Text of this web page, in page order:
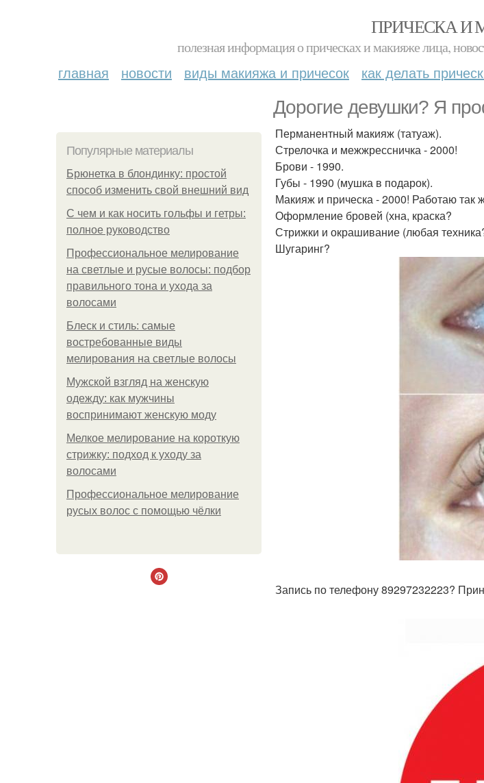
ПРИЧЕСКА И
полезная информация о прическах и макияже лица,
главная новости виды макияжа и причесок как делать
Дорогие девушки? Я
Популярные материалы
Брюнетка в блондинку: простой
способ изменить свой внешний вид
С чем и как носить гольфы и гетры:
полное руководство
Профессиональное мелирование
на светлые и русые волосы: подбор
правильного тона и ухода за
волосами
Блеск и стиль: самые
востребованные виды
мелирования на светлые волосы
Мужской взгляд на женскую
одежду: как мужчины
воспринимают женскую моду
Мелкое мелирование на короткую
стрижку: подход к уходу за
волосами
Профессиональное мелирование
русых волос с помощью чёлки
Перманентный макияж (татуаж).
Стрелочка и межжрессничка - 2000!
Брови - 1990.
Губы - 1990 (мушка в подарок).
Макияж и прическа - 2000! Работаю
Оформление бровей (хна, краска?
Стрижки и окрашивание (любая
Шугаринг?
Запись по телефону 89297232223?